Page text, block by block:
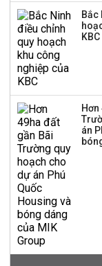
Bắc
KBC
án